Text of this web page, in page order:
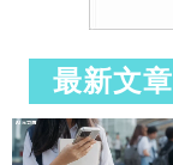
最新文章